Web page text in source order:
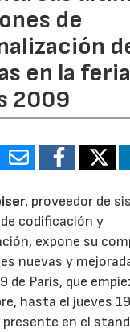
de
en la feria
2009
, proveedor de
codificación y
expone su
nuevas y
de París, que
hasta el jueves
en el